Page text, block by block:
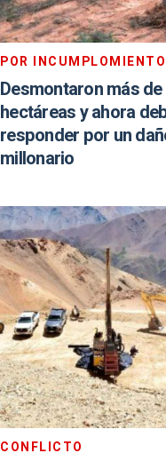
POR INCUMPLOMIENTO
Desmontaron más de
hectáreas y ahora
responder por un
millonario
CONFLICTO